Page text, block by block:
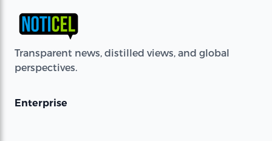
Transparent news, distilled views, and global
perspectives.
Enterprise